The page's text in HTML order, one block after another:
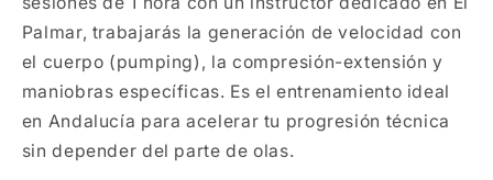
Palmar, trabajarás la generación de velocidad con
el cuerpo (pumping), la compresión-extensión y
maniobras específicas. Es el entrenamiento ideal
en Andalucía para acelerar tu progresión técnica
sin depender del parte de olas.